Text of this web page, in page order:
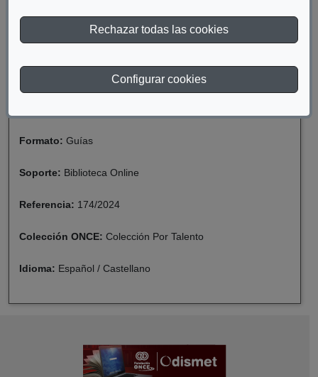
Rechazar todas las cookies
Configurar cookies
Año de publicación:2024
Formación
Formato: Guías
Soporte: Biblioteca Online
Referencia: 174/2024
Colección ONCE: Colección Por Talento
Idioma: Español / Castellano